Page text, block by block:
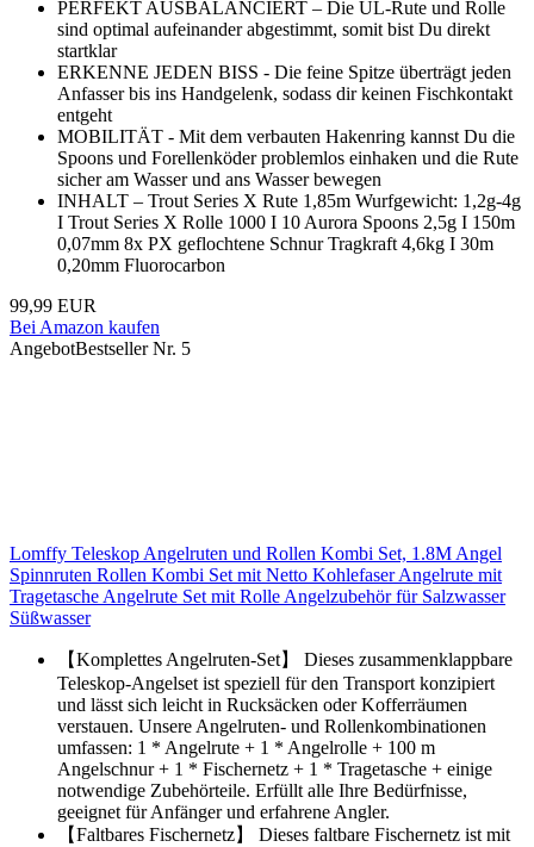
PERFEKT AUSBALANCIERT – Die UL-Rute und Rolle
sind optimal aufeinander abgestimmt, somit bist Du direkt
startklar
ERKENNE JEDEN BISS - Die feine Spitze überträgt jeden
Anfasser bis ins Handgelenk, sodass dir keinen Fischkontakt
entgeht
MOBILITÄT - Mit dem verbauten Hakenring kannst Du die
Spoons und Forellenköder problemlos einhaken und die Rute
sicher am Wasser und ans Wasser bewegen
INHALT – Trout Series X Rute 1,85m Wurfgewicht: 1,2g-4g
I Trout Series X Rolle 1000 I 10 Aurora Spoons 2,5g I 150m
0,07mm 8x PX geflochtene Schnur Tragkraft 4,6kg I 30m
0,20mm Fluorocarbon
99,99 EUR
Bei Amazon kaufen
AngebotBestseller Nr. 5
Lomffy Teleskop Angelruten und Rollen Kombi Set, 1.8M Angel
Spinnruten Rollen Kombi Set mit Netto Kohlefaser Angelrute mit
Tragetasche Angelrute Set mit Rolle Angelzubehör für Salzwasser
Süßwasser
【Komplettes Angelruten-Set】 Dieses zusammenklappbare
Teleskop-Angelset ist speziell für den Transport konzipiert
und lässt sich leicht in Rucksäcken oder Kofferräumen
verstauen. Unsere Angelruten- und Rollenkombinationen
umfassen: 1 * Angelrute + 1 * Angelrolle + 100 m
Angelschnur + 1 * Fischernetz + 1 * Tragetasche + einige
notwendige Zubehörteile. Erfüllt alle Ihre Bedürfnisse,
geeignet für Anfänger und erfahrene Angler.
【Faltbares Fischernetz】 Dieses faltbare Fischernetz ist mit